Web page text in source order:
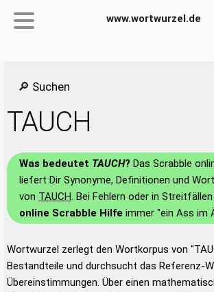
www.wortwurzel.de
🔎 Suchen
TAUCH
Was bedeutet TAUCH? Das Scrabble
liefert Dir Synonyme, Definitionen und
von TAUCH. Bei Fehlern oder in
online Scrabble Hilfe immer "ein Ass im
Wortwurzel zerlegt den Wortkorpus von
Bestandteile und durchsucht das Referenz-
Übereinstimmungen. Über einen